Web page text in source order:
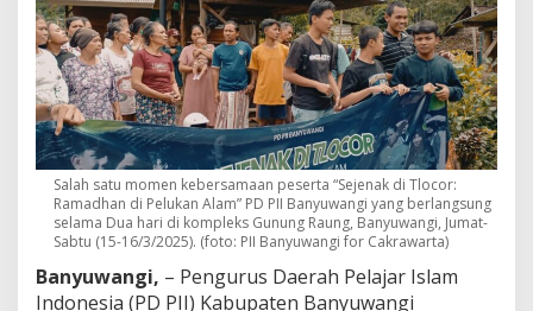
u
k
a
n
A
l
a
m
G
u
n
u
n
g
Salah satu momen kebersamaan peserta “Sejenak di Tlocor:
Ramadhan di Pelukan Alam” PD PII Banyuwangi yang berlangsung
selama Dua hari di kompleks Gunung Raung, Banyuwangi, Jumat-
Sabtu (15-16/3/2025). (foto: PII Banyuwangi for Cakrawarta)
Banyuwangi, – Pengurus Daerah Pelajar Islam
Indonesia (PD PII) Kabupaten Banyuwangi